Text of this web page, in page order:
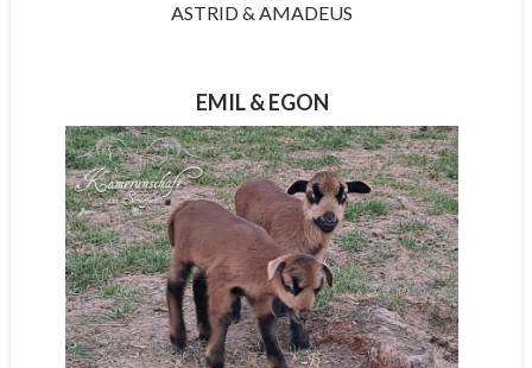
ASTRID & AMADEUS
EMIL & EGON